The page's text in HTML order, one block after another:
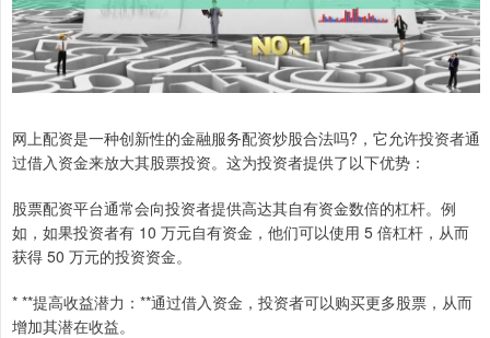
网上配资是一种创新性的金融服务配资炒股合法吗?，它允许投资者通
过借入资金来放大其股票投资。这为投资者提供了以下优势：
股票配资平台通常会向投资者提供高达其自有资金数倍的杠杆。例
如，如果投资者有 10 万元自有资金，他们可以使用 5 倍杠杆，从而
获得 50 万元的投资资金。
* **提高收益潜力：**通过借入资金，投资者可以购买更多股票，从而
增加其潜在收益。